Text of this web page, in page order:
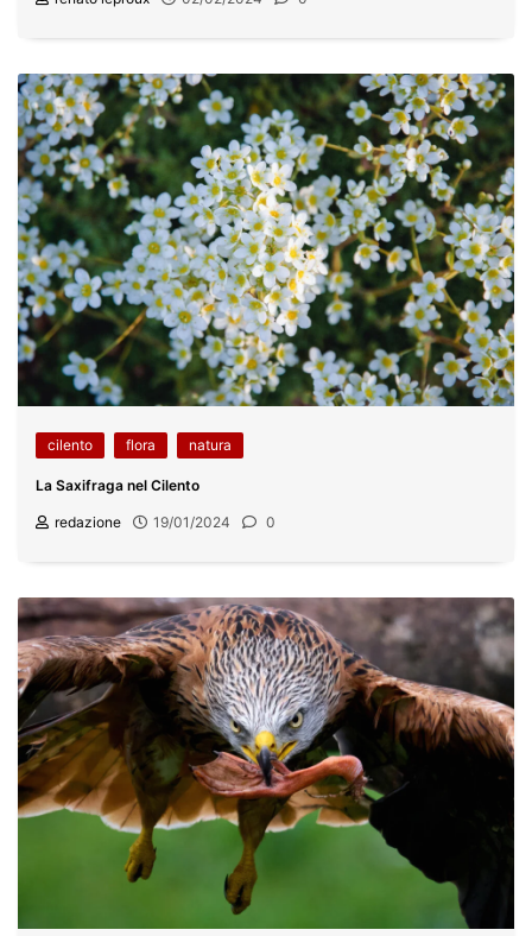
cilento flora natura
La Saxifraga nel Cilento
redazione 19/01/2024 0